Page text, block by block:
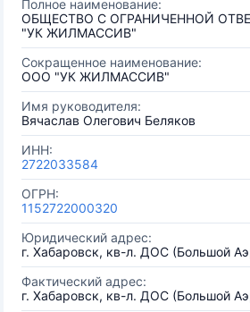
Полное наименование:
ОБЩЕСТВО С ОГРАНИЧЕННОЙ
"УК ЖИЛМАССИВ"
Сокращенное наименование:
ООО "УК ЖИЛМАССИВ"
Имя руководителя:
Вячаслав Олегович Беляков
ИНН:
2722033584
ОГРН:
1152722000320
Юридический адрес:
г. Хабаровск, кв-л. ДОС (Большой
Фактический адрес:
г. Хабаровск, кв-л. ДОС (Большой